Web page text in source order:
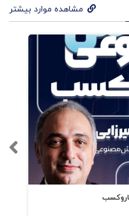
مشاهده موارد بیشتر